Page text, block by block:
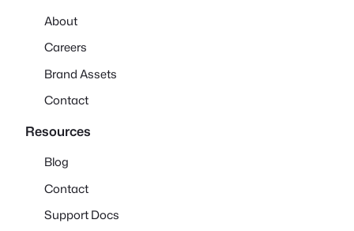
About
Careers
Brand Assets
Contact
Resources
Blog
Contact
Support Docs